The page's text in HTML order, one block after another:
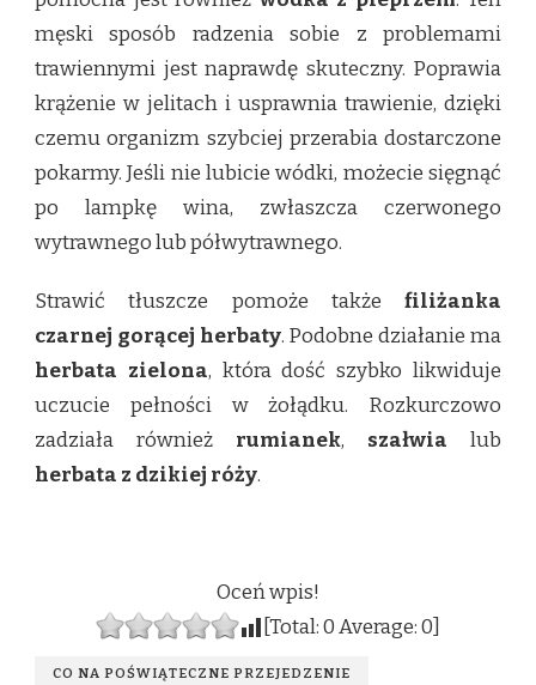
męski sposób radzenia sobie z problemami
trawiennymi jest naprawdę skuteczny. Poprawia
krążenie w jelitach i usprawnia trawienie, dzięki
czemu organizm szybciej przerabia dostarczone
pokarmy. Jeśli nie lubicie wódki, możecie sięgnąć
po lampkę wina, zwłaszcza czerwonego
wytrawnego lub półwytrawnego.
Strawić tłuszcze pomoże także filiżanka
czarnej gorącej herbaty. Podobne działanie ma
herbata zielona, która dość szybko likwiduje
uczucie pełności w żołądku. Rozkurczowo
zadziała również rumianek, szałwia lub
herbata z dzikiej róży.
Oceń wpis!
[Total:0Average:0]
CO NA POŚWIĄTECZNE PRZEJEDZENIE